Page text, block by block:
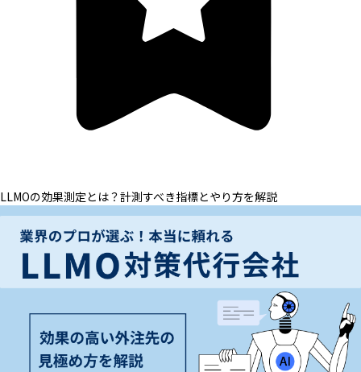
LLMOの効果測定とは？計測すべき指標とやり方を解説